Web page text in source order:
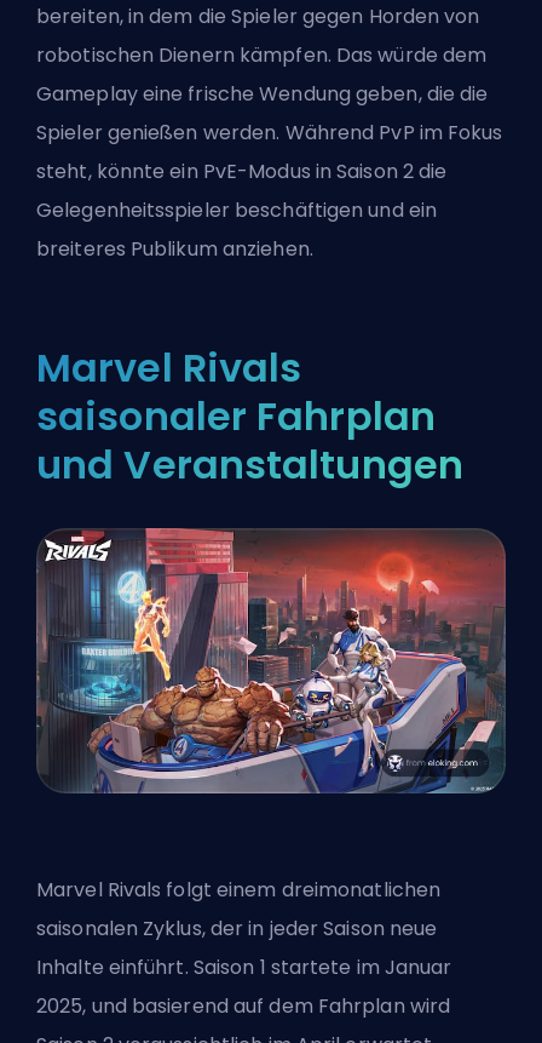
bereiten, in dem die Spieler gegen Horden von
robotischen Dienern kämpfen. Das würde dem
Gameplay eine frische Wendung geben, die die
Spieler genießen werden. Während PvP im Fokus
steht, könnte ein PvE-Modus in Saison 2 die
Gelegenheitsspieler beschäftigen und ein
breiteres Publikum anziehen.
Marvel Rivals
saisonaler Fahrplan
und Veranstaltungen
Marvel Rivals folgt einem dreimonatlichen
saisonalen Zyklus, der in jeder Saison neue
Inhalte einführt. Saison 1 startete im Januar
2025, und basierend auf dem Fahrplan wird